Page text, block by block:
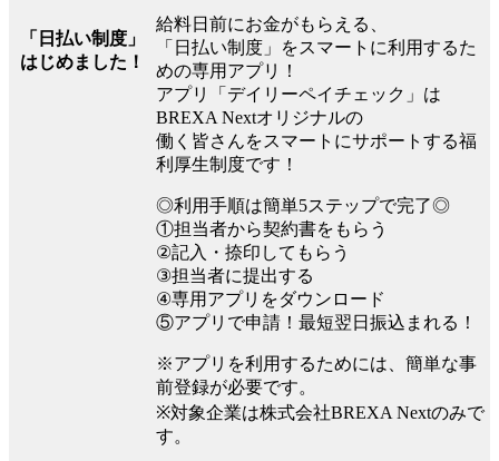
「日払い制度」
はじめました！
給料日前にお金がもらえる、
「日払い制度」をスマートに利用するた
めの専用アプリ！
アプリ「デイリーペイチェック」は
BREXA Nextオリジナルの
働く皆さんをスマートにサポートする福
利厚生制度です！
◎利用手順は簡単5ステップで完了◎
①担当者から契約書をもらう
②記入・捺印してもらう
③担当者に提出する
④専用アプリをダウンロード
⑤アプリで申請！最短翌日振込まれる！
※アプリを利用するためには、簡単な事
前登録が必要です。
※対象企業は株式会社BREXA Nextのみで
す。